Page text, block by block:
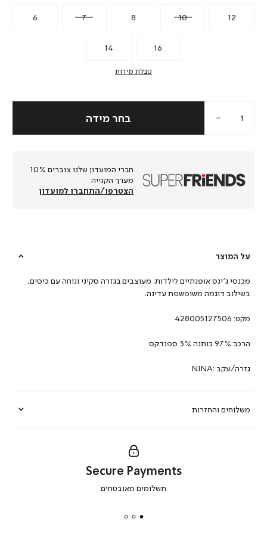
6 7 8 10 12
14 16
טבלת מידות
חברי המועדון שלנו צוברים 10%
מערך הקנייה
הצטרפו/התחברו למועדון
על המוצר
משלוחים והחזרות
מכנסי ג’ינס אופנתיים לילדות. מעוצבים בגזרה סקיני ונוחה עם כיסים,
בשילוב דוגמה משופשפת עדינה.
מקט: 428005127506
הרכב:97% כותנה 3% ספנדקס
גזרה/עקב :NINA
secure
|
Secure Payments
תשלומים מאובטחים